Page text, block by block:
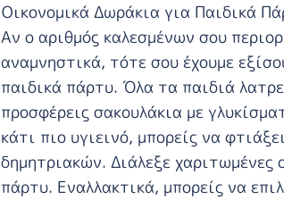
Οικονομικά Δωράκια για Παιδικά
Αν ο αριθμός καλεσμένων σου
αναμνηστικά, τότε σου έχουμε
παιδικά πάρτυ. Όλα τα παιδιά
προσφέρεις σακουλάκια με
κάτι πιο υγιεινό, μπορείς να
δημητριακών. Διάλεξε χαριτωμένες
πάρτυ. Εναλλακτικά, μπορείς να